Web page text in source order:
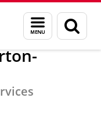
Menu
en
zoeken
Perton-Middel